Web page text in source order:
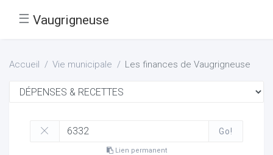
☰ Vaugrigneuse
Accueil Vie municipale Les finances de Vaugrigneuse
Go!
Lien permanent